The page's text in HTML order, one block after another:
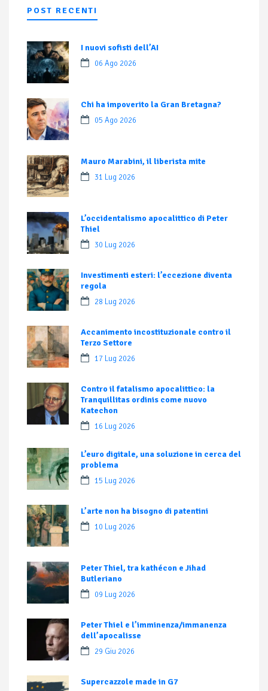
POST RECENTI
I nuovi sofisti dell’AI
06 Ago 2026
Chi ha impoverito la Gran Bretagna?
05 Ago 2026
Mauro Marabini, il liberista mite
31 Lug 2026
L’occidentalismo apocalittico di Peter
Thiel
30 Lug 2026
Investimenti esteri: l’eccezione diventa
regola
28 Lug 2026
Accanimento incostituzionale contro il
Terzo Settore
17 Lug 2026
Contro il fatalismo apocalittico: la
Tranquillitas ordinis come nuovo
Katechon
16 Lug 2026
L’euro digitale, una soluzione in cerca del
problema
15 Lug 2026
L’arte non ha bisogno di patentini
10 Lug 2026
Peter Thiel, tra kathécon e Jihad
Butleriano
09 Lug 2026
Peter Thiel e l’imminenza/immanenza
dell’apocalisse
29 Giu 2026
Supercazzole made in G7